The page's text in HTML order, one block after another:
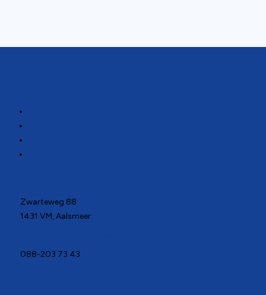
Zwarteweg 88
1431 VM, Aalsmeer
088-203 73 43